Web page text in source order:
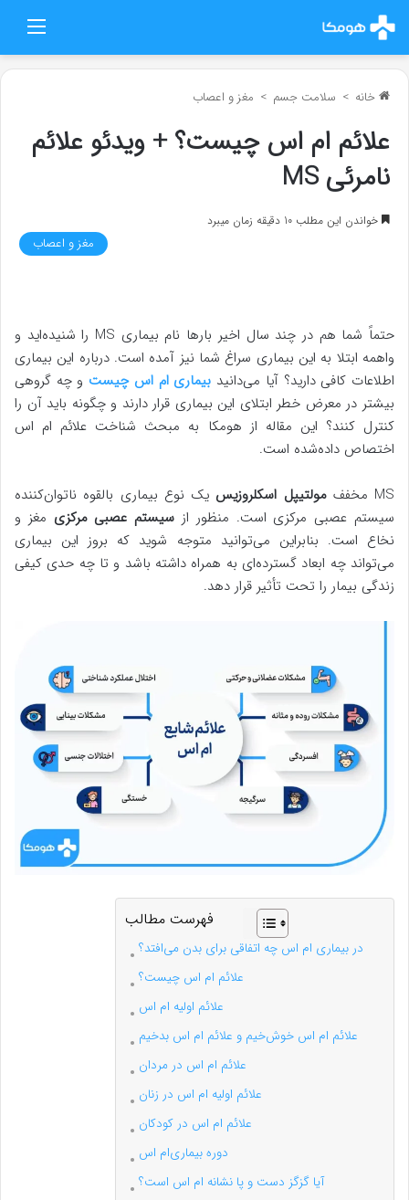
خانه > سلامت جسم > مغز و اعصاب
علائم ام اس چیست؟ + ویدئو علائم
نامرئی MS
خواندن این مطلب 10 دقیقه زمان میبرد
مغز و اعصاب
حتماً شما هم در چند سال اخیر بارها نام بیماری MS را شنیده‌اید و
واهمه ابتلا به این بیماری سراغ شما نیز آمده است. درباره این بیماری
اطلاعات کافی دارید؟ آیا می‌دانید بیماری ام اس چیست و چه گروهی
بیشتر در معرض خطر ابتلای این بیماری قرار دارند و چگونه باید آن را
کنترل کنند؟ این مقاله از هومکا به مبحث شناخت علائم ام اس
اختصاص داده‌شده است.
MS مخفف مولتیپل اسکلروزیس یک نوع بیماری بالقوه ناتوان‌کننده
سیستم عصبی مرکزی است. منظور از سیستم عصبی مرکزی مغز و
نخاع است. بنابراین می‌توانید متوجه شوید که بروز این بیماری
می‌تواند چه ابعاد گسترده‌ای به همراه داشته باشد و تا چه حدی کیفی
زندگی بیمار را تحت تأثیر قرار دهد.
فهرست مطالب
در بیماری ام اس چه اتفاقی برای بدن می‌افتد؟
علائم ام اس چیست؟
علائم اولیه‌ ام اس
علائم ام اس خوش‌خیم و علائم ام اس بدخیم
علائم ام اس در مردان
علائم اولیه ام اس در زنان
علائم ام اس در کودکان
دوره بیماری‌ام اس
آیا گزگز دست ‌و پا نشانه‌ ام اس است؟